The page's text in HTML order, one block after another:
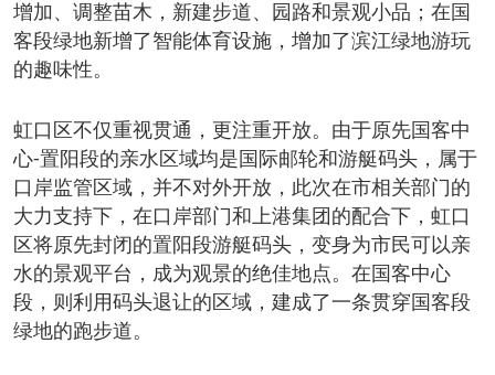
增加、调整苗木，新建步道、园路和景观小品；在国
客段绿地新增了智能体育设施，增加了滨江绿地游玩
的趣味性。
虹口区不仅重视贯通，更注重开放。由于原先国客中
心-置阳段的亲水区域均是国际邮轮和游艇码头，属于
口岸监管区域，并不对外开放，此次在市相关部门的
大力支持下，在口岸部门和上港集团的配合下，虹口
区将原先封闭的置阳段游艇码头，变身为市民可以亲
水的景观平台，成为观景的绝佳地点。在国客中心
段，则利用码头退让的区域，建成了一条贯穿国客段
绿地的跑步道。